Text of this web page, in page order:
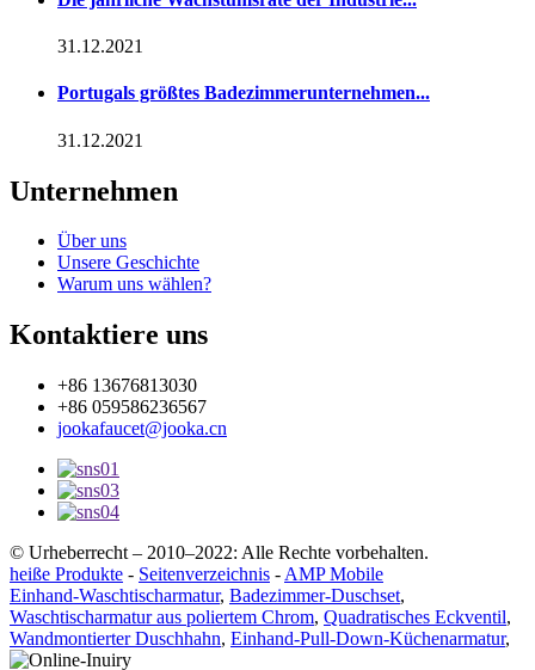
31.12.2021
Portugals größtes Badezimmerunternehmen...
31.12.2021
Unternehmen
Über uns
Unsere Geschichte
Warum uns wählen?
Kontaktiere uns
+86 13676813030
+86 059586236567
jookafaucet@jooka.cn
© Urheberrecht – 2010–2022: Alle Rechte vorbehalten.
heiße Produkte - Seitenverzeichnis - AMP Mobile
Einhand-Waschtischarmatur, Badezimmer-Duschset,
Waschtischarmatur aus poliertem Chrom, Quadratisches Eckventil,
Wandmontierter Duschhahn, Einhand-Pull-Down-Küchenarmatur,